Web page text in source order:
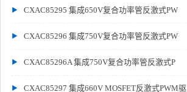
CXAC85295 集成650V复合功率管反激式PW
CXAC85296 集成750V复合功率管反激式PW
CXAC85296A 集成750V复合功率管反激式P
CXAC85297 集成660V MOSFET反激式PWM驱